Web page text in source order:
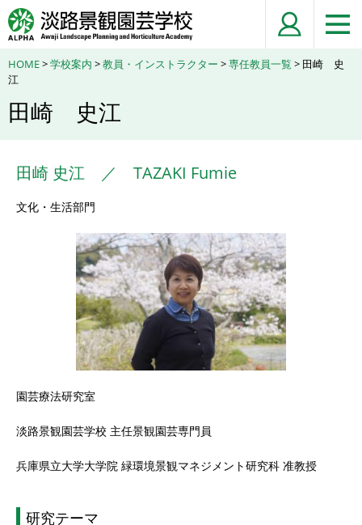
HOME>学校案内 >教員・インストラクター >専任教員一覧 > 田崎 史
江
田崎 史江
田崎 史江 ／ TAZAKI Fumie
文化・生活部門
園芸療法研究室
淡路景観園芸学校 主任景観園芸専門員
兵庫県立大学大学院 緑環境景観マネジメント研究科 准教授
研究テーマ